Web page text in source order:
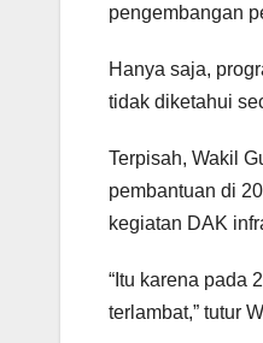
pengembangan
Hanya saja,
tidak diketahui
Terpisah, Wakil
pembantuan di
kegiatan DAK
“Itu karena pada
terlambat,” tutur